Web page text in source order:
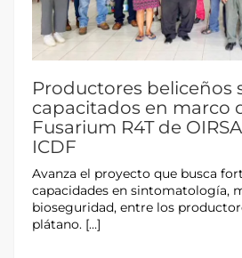
Productores beliceños
capacitados en marco
Fusarium R4T de
ICDF
Avanza el proyecto que busca
capacidades en sintomatología,
bioseguridad, entre los
plátano. […]